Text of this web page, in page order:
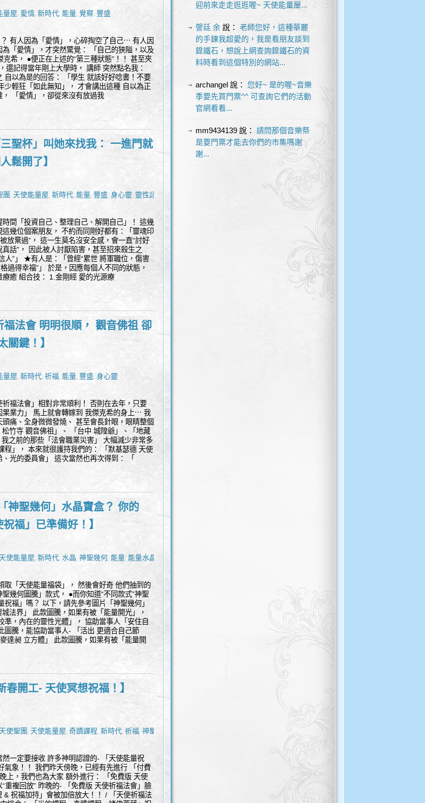
量屋, 愛情, 新時代, 能量, 覺察, 豐盛
有人因為「愛情」，心碎掏空了自己⋯ 有人因
「愛情」，才突然驚覺： 「自己的狹隘，以及
希， ●便正在上述的“第三種狀態”！！ 甚至夾
還記得當年剛上大學時， 講師 突然點名我：
自以為是的回答： 「學生 就該好好唸書！不要
少輕狂「如此無知」， 才會講出這種 自以為正
「愛情」，卻從來沒有放過我
三聖杯」叫她來找我： 一進門就
鬆開了】
團, 天使能量屋, 新時代, 能量, 豐盛, 身心靈, 靈性諮詢
間「投資自己、整理自己、解開自己」！ 這幾
幾位個案朋友， 不約而同剛好都有：「靈魂印
放棄過”， 這一生莫名沒安全感，會一直“討好
話”， 因此被人討厭陷害，甚至招來殺生之
人”」 ★有人是：「曾經“累世 將軍職位，傷害
過得幸福”」 於是，因應每個人不同的狀態，
癒 組合技： 1.金剛經 愛的光源療
福法會 明明很順， 觀音佛祖 卻
關鍵！】
量屋, 新時代, 祈福, 能量, 豐盛, 身心靈
福法會」相對非常順利！ 否則在去年，只要
果業力」 馬上就會轉嫁到 我傑克希的身上⋯ 我
痛、全身微微發燒、 甚至會長針眼，眼睛整個
竹寺 觀音佛祖」、 「台中 城隍爺」、「地藏
之前的那些「法會職業災害」 大幅減少非常多
程」， 本來就很護持我們的： 「默基瑟德 天使
光的委員會」 這次當然也再次得到： 「
神聖幾何」水晶寶盒？ 你的
福」已準備好！】
天使能量屋, 新時代, 水晶, 神聖幾何, 能量, 能量水晶飾
取「天使能量福袋」， 然後會好奇 他們抽到的
幾何圖騰」款式， ●而你知道“不同款式”神聖
福」嗎？ 以下，請先參考圖片「神聖幾何」
法界」 此款圖騰，如果有被「能量開光」，
準，內在的靈性光體」， 協助當事人「安住自
圖騰，能協助當事人- 「活出 更適合自己節
達昶 立方體」 此款圖騰，如果有被「能量開
春開工- 天使冥想祝福！】
天使聖團 , 天使能量屋, 奇蹟課程, 新時代, 祈福, 神聖幾
一定要接收 許多神明認證的- 「天使能量祝
氣象！！ 我們昨天傍晚，已經有先進行 「付費
上，我們也為大家 額外進行： 「免費版 天使
重複回放” 昨晚的- 「免費版 天使祈福法會」臉
祝福加持」會被加倍放大！！ / 「天使祈福法
迎前來走走逛逛喔~ 天使能量屋...
謦廷 余說： 老師您好，這種華麗
的手鍊我超愛的，我是看朋友談到
鎳鐵石，想說上網查詢鎳鐵石的資
料時看到這個特別的網站...
archangel說： 您好~ 是的喔~音樂
季要先買門票^^ 可查詢它們的活動
官網看看...
mm9434139說： 請問那個音樂祭
是要門票才能去你們的市集嗎謝
謝...